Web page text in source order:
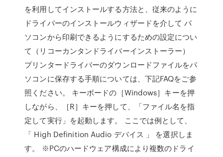
を利用してインストールする方法と、従来のように
ドライバーのインストールウィザードを介して パ
ソコンから印刷できるようにするための設定につい
て（リコーカンタンドライバーインストーラー）
プリンタードライバーのダウンロードファイルをパ
ソコンに保存する手順については、下記FAQをご参
照ください。 キーボードの［Windows］キーを押
しながら、［R］キーを押して、「ファイル名を指
定して実行」を起動します。 ここでは例として、
「 High Definition Audio デバイス 」 を選択しま
す。 ※PCのハードウェア構成により複数のドライ